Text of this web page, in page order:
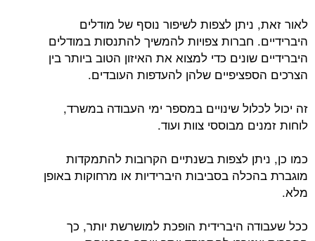
לאור זאת, ניתן לצפות לשיפור נוסף של מודלים
היברידיים. חברות צפויות להמשיך להתנסות במודלים
היברידיים שונים כדי למצוא את האיזון הטוב ביותר בין
הצרכים הספציפיים שלהן להעדפות העובדים.
זה יכול לכלול שינויים במספר ימי העבודה במשרד,
לוחות זמנים מבוססי צוות ועוד.
כמו כן, ניתן לצפות בשנתיים הקרובות להתמקדות
מוגברת בהכלה בסביבות היברידיות או מרחוקות באופן
מלא.
ככל שעבודה היברידית הופכת למושרשת יותר, כך